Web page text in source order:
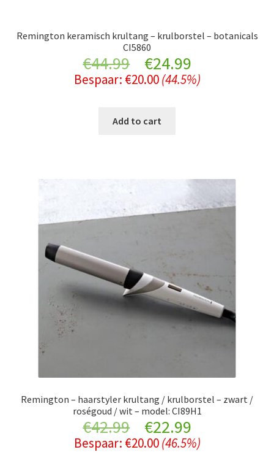
Remington keramisch krultang – krulborstel – botanicals
CI5860
€44.99
Original
price
was:
€24.99Current
price
Bespaar: €20.00 (44.5%)
Add to cart
Remington – haarstyler krultang / krulborstel – zwart /
roségoud / wit – model: CI89H1
€42.99
Original
price
€22.99Current
price
Bespaar: €20.00 (46.5%)